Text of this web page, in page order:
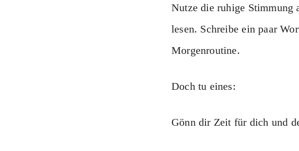
Nutze die ruhige Stimmung
lesen. Schreibe ein paar
Morgenroutine.
Doch tu eines:
Gönn dir Zeit für dich und